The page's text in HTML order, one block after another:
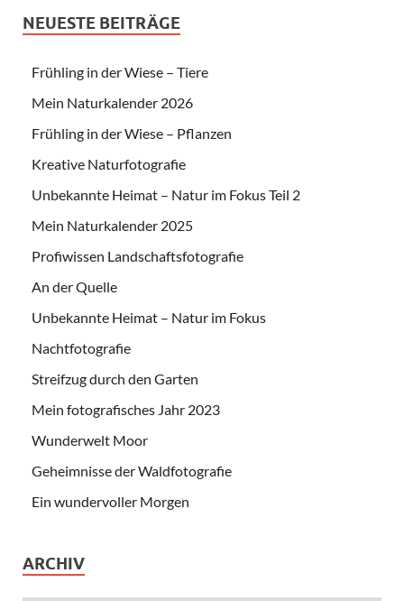
NEUESTE BEITRÄGE
Frühling in der Wiese – Tiere
Mein Naturkalender 2026
Frühling in der Wiese – Pflanzen
Kreative Naturfotografie
Unbekannte Heimat – Natur im Fokus Teil 2
Mein Naturkalender 2025
Profiwissen Landschaftsfotografie
An der Quelle
Unbekannte Heimat – Natur im Fokus
Nachtfotografie
Streifzug durch den Garten
Mein fotografisches Jahr 2023
Wunderwelt Moor
Geheimnisse der Waldfotografie
Ein wundervoller Morgen
ARCHIV